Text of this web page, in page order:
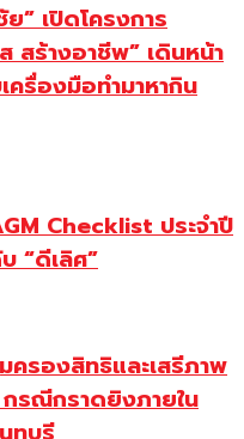
เปิดโครงการ
สร้างอาชีพ” เดินหน้า
รื่องมือทำมาหากิน
Checklist ประจำปี
“ดีเลิศ”
รองสิทธิและเสรีภาพ
รณีกราดยิงภายใน